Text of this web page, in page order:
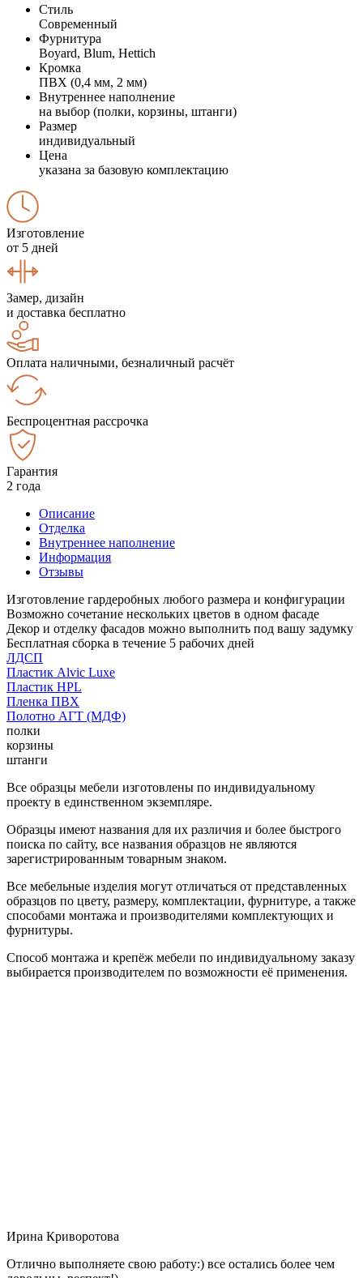
Стиль
Современный
Фурнитура
Boyard, Blum, Hettich
Кромка
ПВХ (0,4 мм, 2 мм)
Внутреннее наполнение
на выбор (полки, корзины, штанги)
Размер
индивидуальный
Цена
указана за базовую комплектацию
Изготовление
от 5 дней
Замер, дизайн
и доставка бесплатно
Оплата наличными, безналичный расчёт
Беспроцентная рассрочка
Гарантия
2 года
Описание
Отделка
Внутреннее наполнение
Информация
Отзывы
Изготовление гардеробных любого размера и конфигурации
Возможно сочетание нескольких цветов в одном фасаде
Декор и отделку фасадов можно выполнить под вашу задумку
Бесплатная сборка в течение 5 рабочих дней
ЛДСП
Пластик Alvic Luxe
Пластик HPL
Пленка ПВХ
Полотно АГТ (МДФ)
полки
корзины
штанги
Все образцы мебели изготовлены по индивидуальному
проекту в единственном экземпляре.
Образцы имеют названия для их различия и более быстрого
поиска по сайту, все названия образцов не являются
зарегистрированным товарным знаком.
Все мебельные изделия могут отличаться от представленных
образцов по цвету, размеру, комплектации, фурнитуре, а также
способами монтажа и производителями комплектующих и
фурнитуры.
Способ монтажа и крепёж мебели по индивидуальному заказу
выбирается производителем по возможности её применения.
Ирина Криворотова
Отлично выполняете свою работу:) все остались более чем